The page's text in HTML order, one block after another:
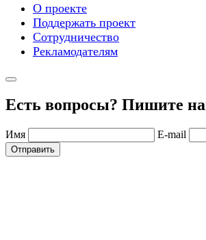
О проекте
Поддержать проект
Сотрудничество
Рекламодателям
Есть вопросы? Пишите
Имя E-mail